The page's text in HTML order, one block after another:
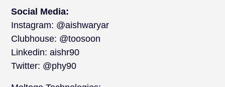
Social Media:
Instagram: @aishwaryar
Clubhouse: @toosoon
Linkedin: aishr90
Twitter: @phy90